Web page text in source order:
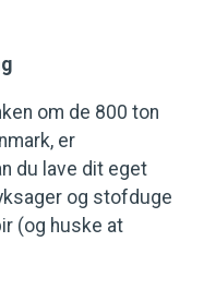
om de 800 ton
er
du lave dit eget
og stofduge
(og huske at